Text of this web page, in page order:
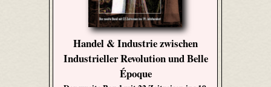
Handel & Industrie zwischen
Industrieller Revolution und Belle
Époque